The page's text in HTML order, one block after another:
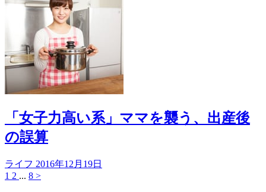
「女子力高い系」ママを襲う、出産後
の誤算
ライフ 2016年12月19日
1 2 ... 8 >